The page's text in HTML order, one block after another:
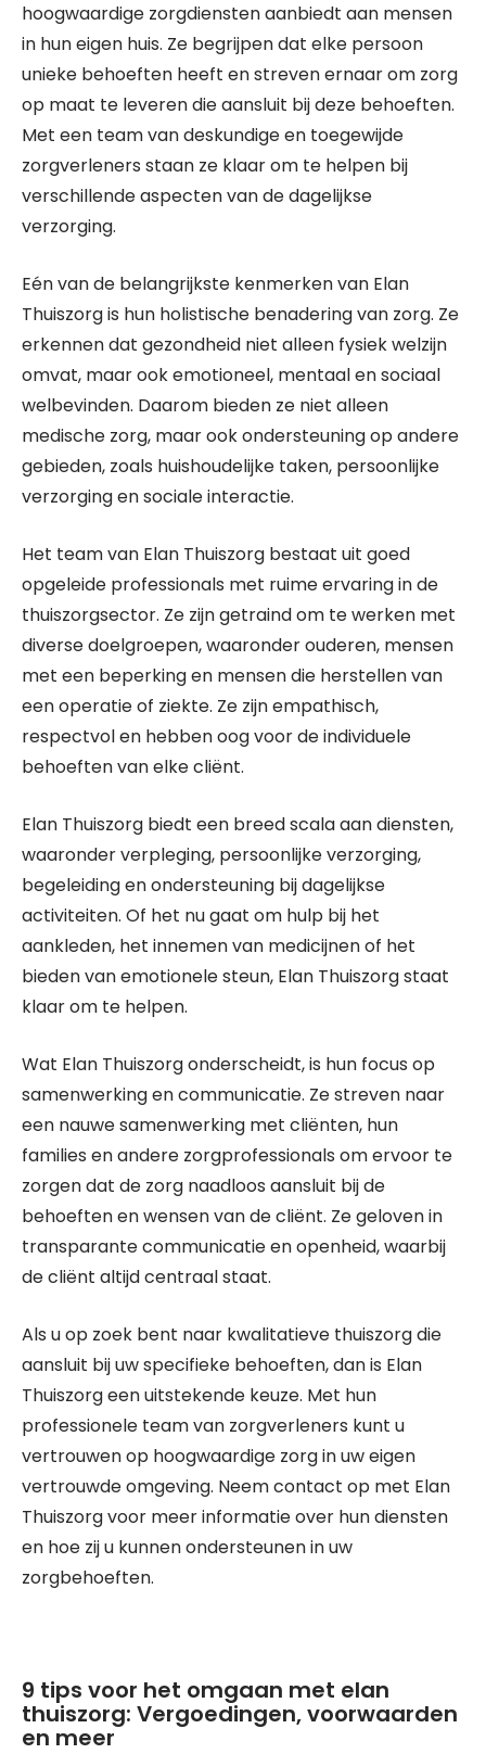
hoogwaardige zorgdiensten aanbiedt aan mensen
in hun eigen huis. Ze begrijpen dat elke persoon
unieke behoeften heeft en streven ernaar om zorg
op maat te leveren die aansluit bij deze behoeften.
Met een team van deskundige en toegewijde
zorgverleners staan ze klaar om te helpen bij
verschillende aspecten van de dagelijkse
verzorging.
Eén van de belangrijkste kenmerken van Elan
Thuiszorg is hun holistische benadering van zorg. Ze
erkennen dat gezondheid niet alleen fysiek welzijn
omvat, maar ook emotioneel, mentaal en sociaal
welbevinden. Daarom bieden ze niet alleen
medische zorg, maar ook ondersteuning op andere
gebieden, zoals huishoudelijke taken, persoonlijke
verzorging en sociale interactie.
Het team van Elan Thuiszorg bestaat uit goed
opgeleide professionals met ruime ervaring in de
thuiszorgsector. Ze zijn getraind om te werken met
diverse doelgroepen, waaronder ouderen, mensen
met een beperking en mensen die herstellen van
een operatie of ziekte. Ze zijn empathisch,
respectvol en hebben oog voor de individuele
behoeften van elke cliënt.
Elan Thuiszorg biedt een breed scala aan diensten,
waaronder verpleging, persoonlijke verzorging,
begeleiding en ondersteuning bij dagelijkse
activiteiten. Of het nu gaat om hulp bij het
aankleden, het innemen van medicijnen of het
bieden van emotionele steun, Elan Thuiszorg staat
klaar om te helpen.
Wat Elan Thuiszorg onderscheidt, is hun focus op
samenwerking en communicatie. Ze streven naar
een nauwe samenwerking met cliënten, hun
families en andere zorgprofessionals om ervoor te
zorgen dat de zorg naadloos aansluit bij de
behoeften en wensen van de cliënt. Ze geloven in
transparante communicatie en openheid, waarbij
de cliënt altijd centraal staat.
Als u op zoek bent naar kwalitatieve thuiszorg die
aansluit bij uw specifieke behoeften, dan is Elan
Thuiszorg een uitstekende keuze. Met hun
professionele team van zorgverleners kunt u
vertrouwen op hoogwaardige zorg in uw eigen
vertrouwde omgeving. Neem contact op met Elan
Thuiszorg voor meer informatie over hun diensten
en hoe zij u kunnen ondersteunen in uw
zorgbehoeften.
9 tips voor het omgaan met elan
thuiszorg: Vergoedingen, voorwaarden
en meer